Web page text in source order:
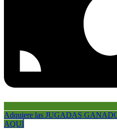
Adquiere las JUGADAS
AQUÍ